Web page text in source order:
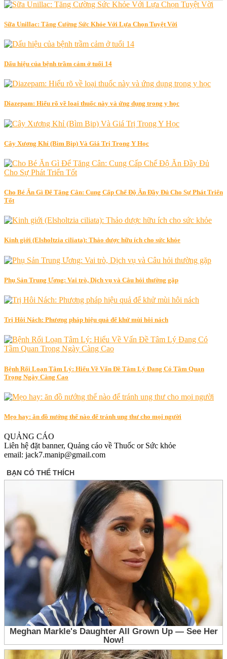
Sữa Unillac: Tăng Cường Sức Khỏe Với Lựa Chọn Tuyệt Vời
Dấu hiệu của bệnh trầm cảm ở tuổi 14
Diazepam: Hiểu rõ về loại thuốc này và ứng dụng trong y học
Cây Xương Khỉ (Bìm Bịp) Và Giá Trị Trong Y Học
Cho Bé Ăn Gì Để Tăng Cân: Cung Cấp Chế Độ Ăn Đầy Đủ Cho Sự Phát Triển
Tốt
Kinh giới (Elsholtzia ciliata): Thảo dược hữu ích cho sức khỏe
Phụ Sản Trung Ương: Vai trò, Dịch vụ và Câu hỏi thường gặp
Trị Hôi Nách: Phương pháp hiệu quả để khử mùi hôi nách
Bệnh Rối Loạn Tâm Lý: Hiểu Về Vấn Đề Tâm Lý Đang Có Tầm Quan
Trọng Ngày Càng Cao
Mẹo hay: ăn đồ nướng thế nào để tránh ung thư cho mọi người
QUẢNG CÁO
Liên hệ đặt banner, Quảng cáo về Thuốc or Sức khỏe
email: jack7.manip@gmail.com